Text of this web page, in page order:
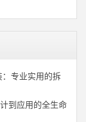
专业实用的拆
到应用的全生命